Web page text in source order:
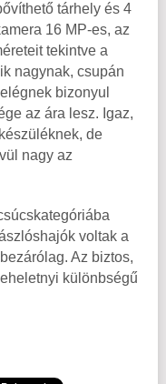
tárhely és 4
16 MP-es, az
tekintve a
nagynak, csupán
bizonyul
az ára lesz. Igaz,
de
nagy az
voltak a
Az biztos,
különbségű